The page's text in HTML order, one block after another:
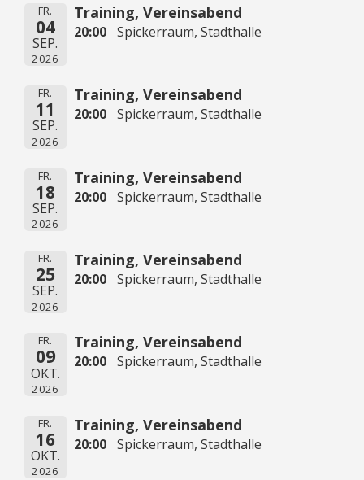
FR.
04
SEP.
2026
Training, Vereinsabend
20:00 Spickerraum, Stadthalle
FR.
11
SEP.
2026
Training, Vereinsabend
20:00 Spickerraum, Stadthalle
FR.
18
SEP.
2026
Training, Vereinsabend
20:00 Spickerraum, Stadthalle
FR.
25
SEP.
2026
Training, Vereinsabend
20:00 Spickerraum, Stadthalle
FR.
09
OKT.
2026
Training, Vereinsabend
20:00 Spickerraum, Stadthalle
FR.
16
OKT.
2026
Training, Vereinsabend
20:00 Spickerraum, Stadthalle